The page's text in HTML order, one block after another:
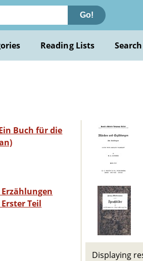
Go!
Reading Lists
Buch für die
Teil
Displaying